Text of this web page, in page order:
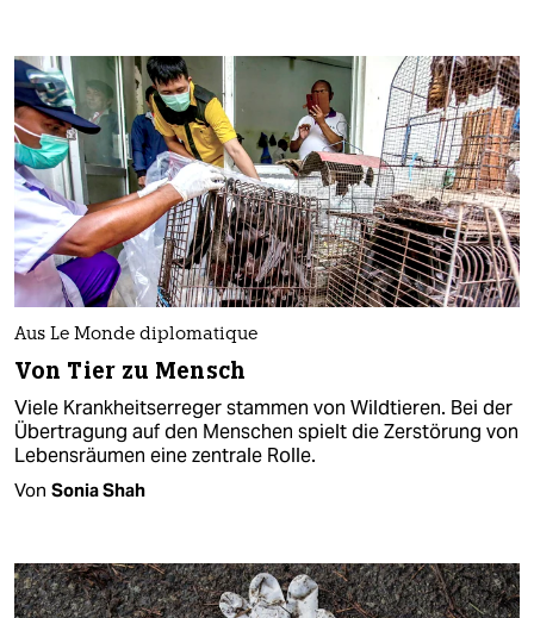
Aus Le Monde diplomatique
Von Tier zu Mensch
Viele Krankheitserreger stammen von Wildtieren. Bei der
Übertragung auf den Menschen spielt die Zerstörung von
Lebensräumen eine zentrale Rolle.
Von Sonia Shah